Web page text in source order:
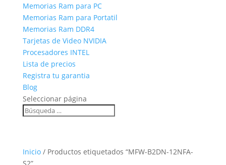
Memorias Ram para PC
Memorias Ram para Portatil
Memorias Ram DDR4
Tarjetas de Video NVIDIA
Procesadores INTEL
Lista de precios
Registra tu garantia
Blog
Seleccionar página
Inicio/ Productos etiquetados “MFW-B2DN-12NFA-